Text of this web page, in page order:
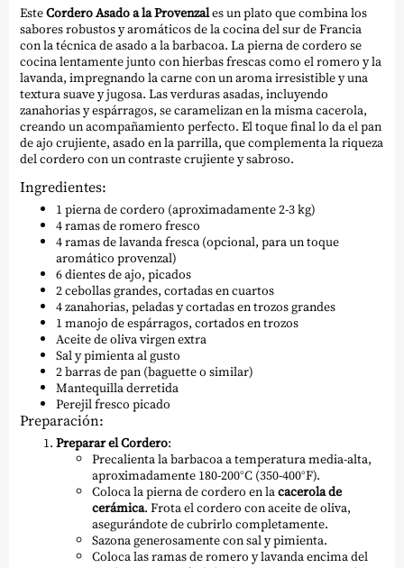
EsteCordero Asado a la Provenzales un plato que combina los
sabores robustos y aromáticos de la cocina del sur de Francia
con la técnica de asado a la barbacoa. La pierna de cordero se
cocina lentamente junto con hierbas frescas como el romero y la
lavanda, impregnando la carne con un aroma irresistible y una
textura suave y jugosa. Las verduras asadas, incluyendo
zanahorias y espárragos, se caramelizan en la misma cacerola,
creando un acompañamiento perfecto. El toque final lo da el pan
de ajo crujiente, asado en la parrilla, que complementa la riqueza
del cordero con un contraste crujiente y sabroso.
Ingredientes:
1 pierna de cordero (aproximadamente 2-3 kg)
4 ramas de romero fresco
4 ramas de lavanda fresca (opcional, para un toque
aromático provenzal)
6 dientes de ajo, picados
2 cebollas grandes, cortadas en cuartos
4 zanahorias, peladas y cortadas en trozos grandes
1 manojo de espárragos, cortados en trozos
Aceite de oliva virgen extra
Sal y pimienta al gusto
2 barras de pan (baguette o similar)
Mantequilla derretida
Perejil fresco picado
Preparación:
Preparar el Cordero:
Precalienta la barbacoa a temperatura media-alta,
aproximadamente 180-200°C (350-400°F).
Coloca la pierna de cordero en lacacerola de
cerámica. Frota el cordero con aceite de oliva,
asegurándote de cubrirlo completamente.
Sazona generosamente con sal y pimienta.
Coloca las ramas de romero y lavanda encima del